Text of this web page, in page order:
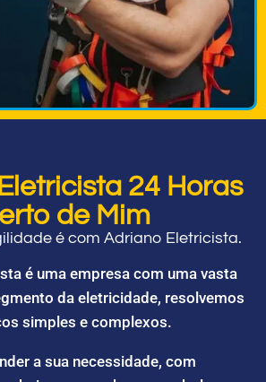
24 Horas
de Mim
é com Adriano Eletricista.
é uma empresa com uma vasta
da eletricidade, resolvemos
simples e complexos.
a sua necessidade, com